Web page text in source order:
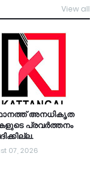
View all
അനധികൃത
പ്രവര്‍ത്തനം
07, 2026